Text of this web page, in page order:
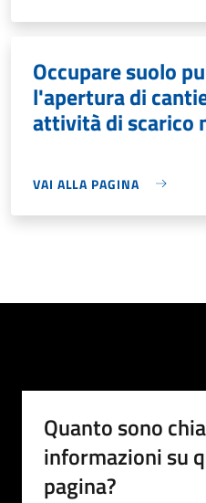
Occupare suolo
l'apertura di
attività di scarico
VAI ALLA PAGINA
Quanto sono
informazioni su
pagina?